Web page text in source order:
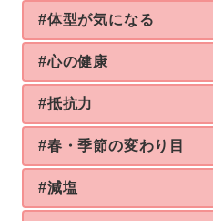
#体型が気になる
#心の健康
#抵抗力
#春・季節の変わり目
#減塩